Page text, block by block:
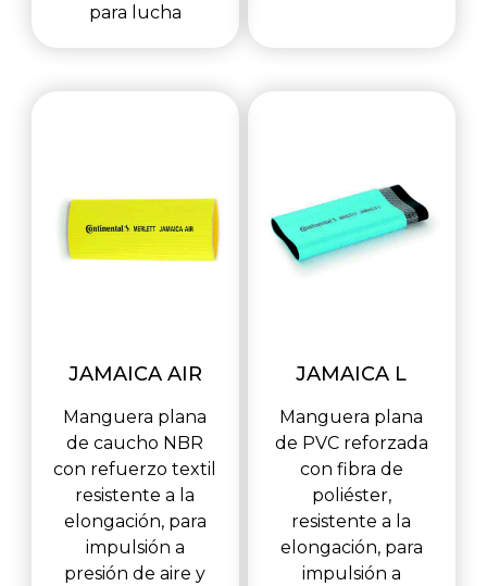
para lucha
JAMAICA AIR
Manguera plana
de caucho NBR
con refuerzo textil
resistente a la
elongación, para
impulsión a
presión de aire y
JAMAICA L
Manguera plana
de PVC reforzada
con fibra de
poliéster,
resistente a la
elongación, para
impulsión a